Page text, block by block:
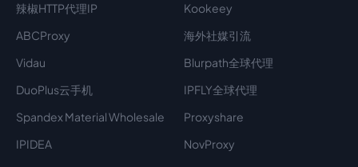
辣椒HTTP代理IP
Kookeey
ABCProxy
海外社媒引流
Vidau
Blurpath全球代理
DuoPlus云手机
IPFLY全球代理
Spandex Material Wholesale​
Proxyshare
IPIDEA
NovProxy